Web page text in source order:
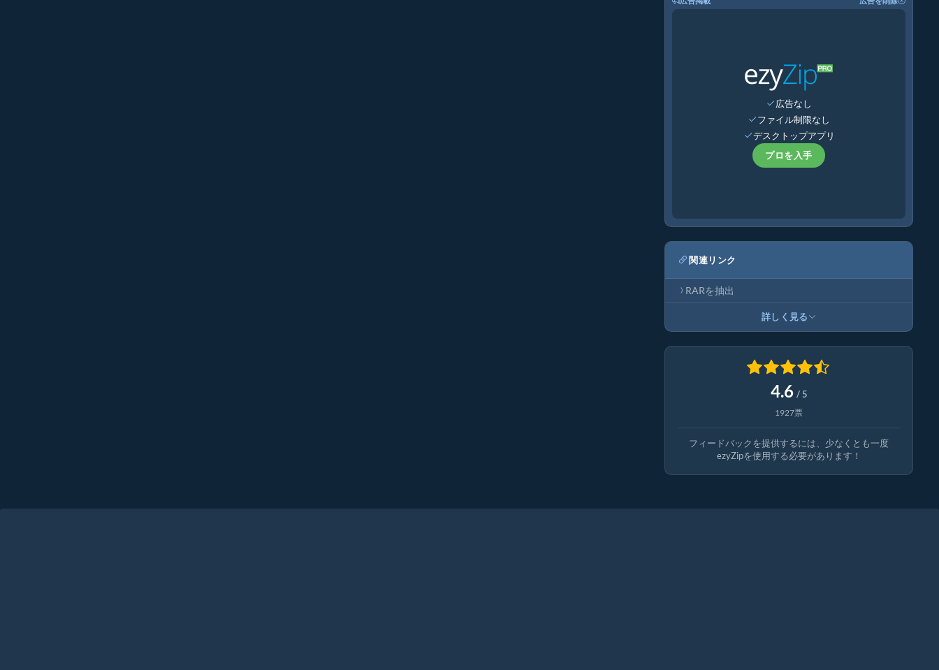
広告なし
ファイル制限なし
デスクトップアプリ
プロを入手
関連リンク
RARを抽出
詳しく見る
4.6 / 5
1927票
フィードバックを提供するには、少なくとも一度
ezyZipを使用する必要があります！